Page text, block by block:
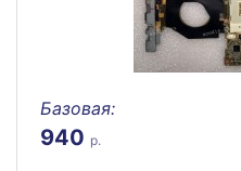
Базовая:
940 р.